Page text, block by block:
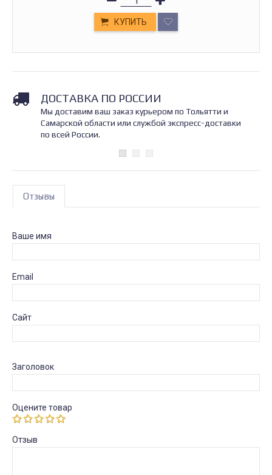
КУПИТЬ
ДОСТАВКА ПО РОССИИ
Мы доставим ваш заказ курьером по Тольятти и
Самарской области или службой экспресс-доставки
по всей России.
Отзывы
Ваше имя
Email
Сайт
Заголовок
Оцените товар
Отзыв